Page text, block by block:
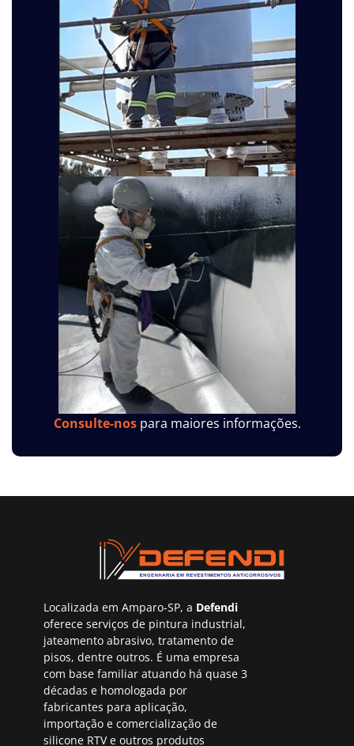
Consulte-nospara maiores informações.
Localizada em Amparo-SP, a Defendi
oferece serviços de pintura industrial,
jateamento abrasivo, tratamento de
pisos, dentre outros. É uma empresa
com base familiar atuando há quase 3
décadas e homologada por
fabricantes para aplicação,
importação e comercialização de
silicone RTV e outros produtos